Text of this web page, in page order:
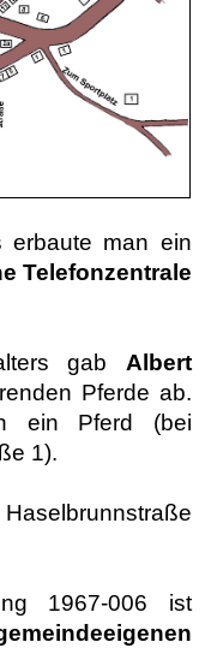
erbaute man ein
Telefonzentrale
gab Albert
Pferde ab.
ein Pferd (bei
1).
1967-006 ist